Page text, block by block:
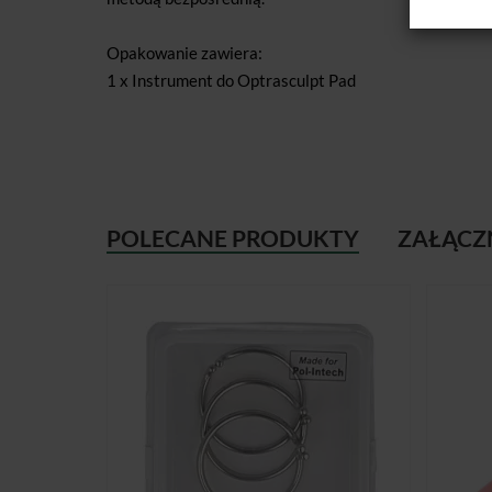
Opakowanie zawiera:
1 x Instrument do Optrasculpt Pad
POLECANE PRODUKTY